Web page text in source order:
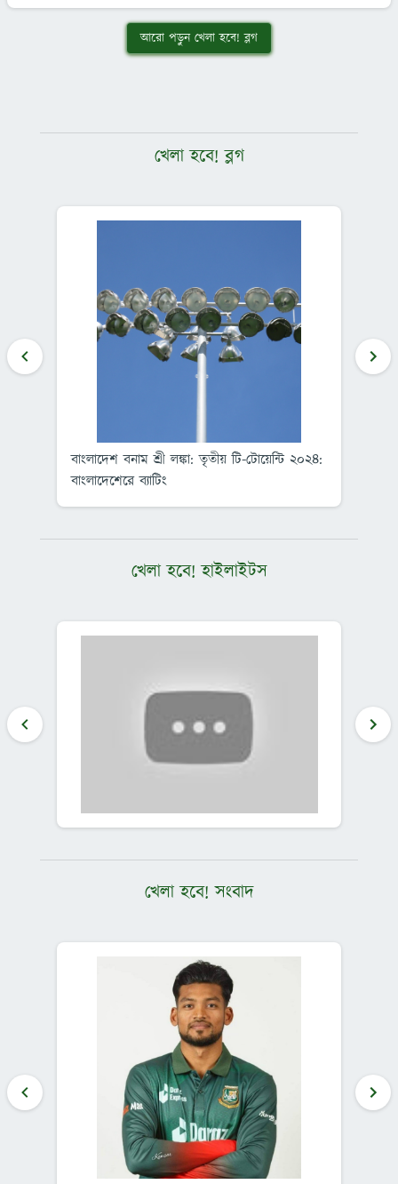
আরো পড়ুন খেলা হবে! ব্লগ
খেলা হবে! ব্লগ
বাংলাদেশ বনাম শ্রী লঙ্কা: তৃতীয় টি-টোয়েন্টি ২০২৪:
বাংলাদেশেরে ব্যাটিং
খেলা হবে! হাইলাইটস
খেলা হবে! সংবাদ